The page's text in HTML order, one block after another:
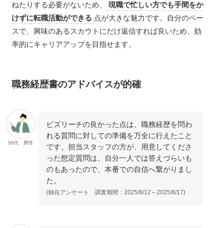
ねたりする必要がないため、
現職で忙しい方でも手間をか
けずに転職活動ができる 点が大きな魅力です。自分のペー
スで、興味のあるスカウトにだけ返信すれば良いため、効
率的にキャリアアップを目指せます。
職務経歴書のアドバイスが的確
30代 男性
ビズリーチの良かった点は、職務経歴を問わ
れる質問に対しての準備を万全に行えたこと
です。担当スタッフの方が、用意してくださ
った想定質問は、自分一人では答えづらいも
のもあったので、本番での自信へ繋がりまし
た。
(独自アンケート 調査期間：2025/8/12～2025/8/17)